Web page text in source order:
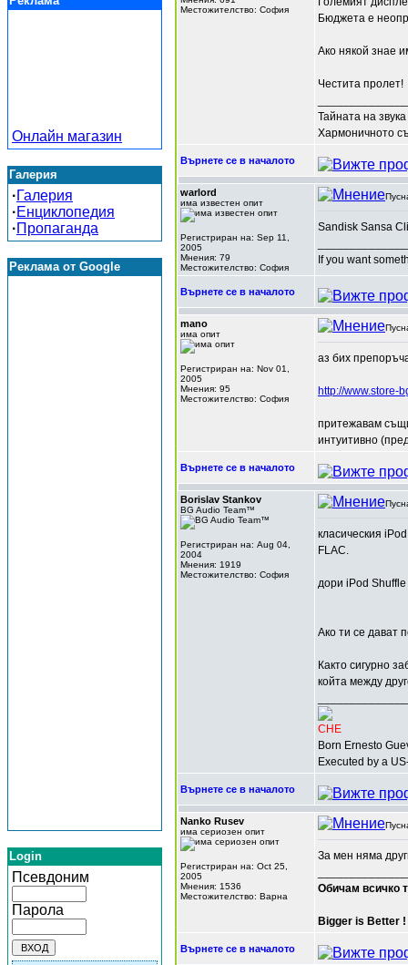
Онлайн магазин
Галерия
·Галерия
·Енциклопедия
·Пропаганда
Реклама от Google
Login
Псевдоним
Парола
Местожителство: София
Бюджета е
Ако някой знае
Честита пролет!
Тайната на
Хармоничното
Върнете се в началото
warlord
има известен опит
Регистриран на: Sep 11,
2005
Мнения: 79
Местожителство: София
Sandisk Sansa
If you want
Върнете се в началото
mano
има опит
Регистриран на: Nov 01,
2005
Мнения: 95
Местожителство: София
аз бих
http://www.store-
притежавам
интуитивно
Върнете се в началото
Borislav Stankov
BG Audio Team™
Регистриран на: Aug 04,
2004
Мнения: 1919
Местожителство: София
класическия
FLAC.
дори iPod
Ако ти се дават
Както сигурно
койта между
CHE
Born Ernesto
Executed by a
Върнете се в началото
Nanko Rusev
има сериозен опит
Регистриран на: Oct 25,
2005
Мнения: 1536
Местожителство: Варна
За мен няма
Обичам всичко
Bigger is Better !
Върнете се в началото